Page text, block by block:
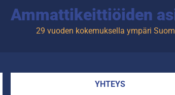
Ammattikeittiöiden
29 vuoden kokemuksella ympäri
YHTEYS